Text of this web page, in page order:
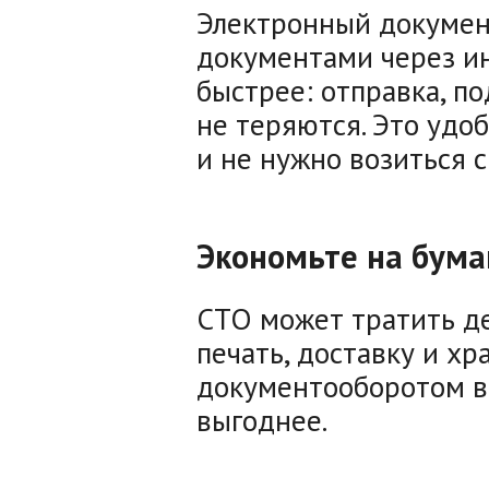
Электронный
документами через
быстрее: отправка,
не теряются. Это
и не нужно возиться
Экономьте на
СТО может тратить
печать, доставку и
документооборотом
выгоднее.